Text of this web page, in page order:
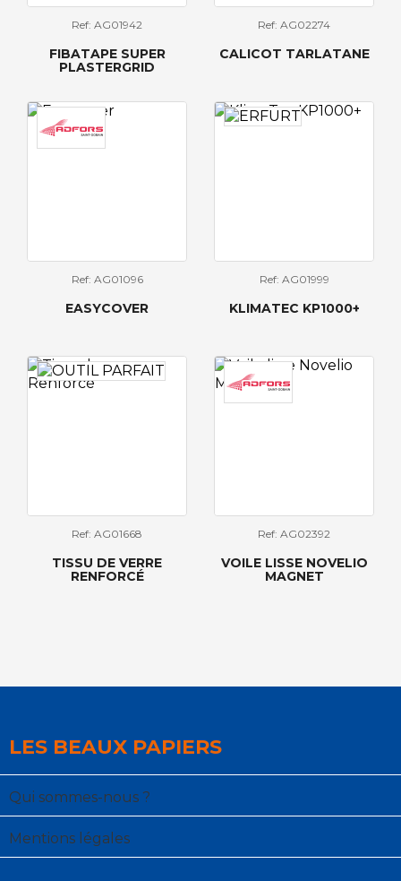
Ref: AG01942
FIBATAPE SUPER
PLASTERGRID
Ref: AG02274
CALICOT TARLATANE
Ref: AG01096
EASYCOVER
Ref: AG01999
KLIMATEC KP1000+
Ref: AG01668
TISSU DE VERRE
RENFORCÉ
Ref: AG02392
VOILE LISSE NOVELIO
MAGNET
LES BEAUX PAPIERS
Qui sommes-nous ?
Mentions légales